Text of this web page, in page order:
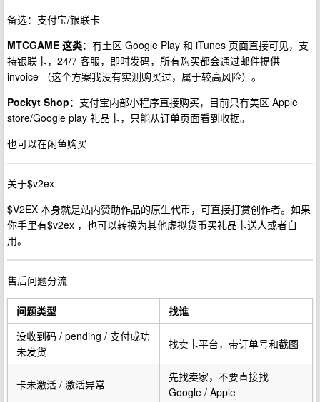
备选：支付宝/银联卡
MTCGAME 这类：有土区 Google Play 和 iTunes 页面直接可见，支
持银联卡，24/7 客服，即时发码，所有购买都会通过邮件提供
invoice （这个方案我没有实测购买过，属于较高风险）。
Pockyt Shop：支付宝内部小程序直接购买，目前只有美区 Apple
store/Google play 礼品卡，只能从订单页面看到收据。
也可以在闲鱼购买
关于$v2ex
$V2EX 本身就是站内赞助作品的原生代币，可直接打赏创作者。如果
你手里有$v2ex ，也可以转换为其他虚拟货币买礼品卡送人或者自
用。
售后问题分流
问题类型
找谁
没收到码 / pending / 支付成功
未发货
找卖卡平台，带订单号和截图
卡未激活 / 激活异常
先找卖家，不要直接找
Google / Apple